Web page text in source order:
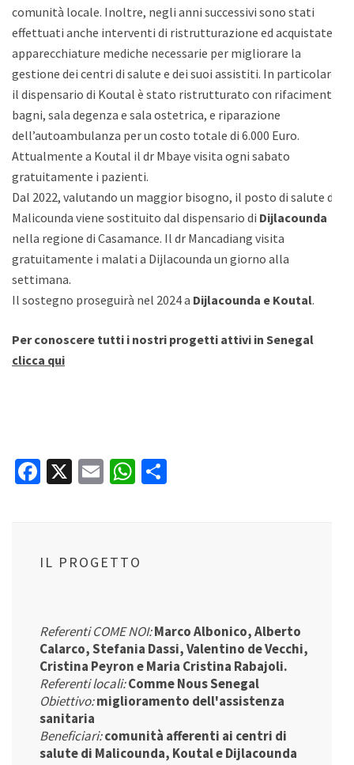
comunità locale. Inoltre, negli anni successivi sono stati
effettuati anche interventi di ristrutturazione ed acquistate
apparecchiature mediche necessarie per migliorare la
gestione dei centri di salute e dei suoi assistiti. In particolare
il dispensario di Koutal è stato ristrutturato con rifacimento
bagni, sala degenza e sala ostetrica, e riparazione
dell’autoambulanza per un costo totale di 6.000 Euro.
Attualmente a Koutal il dr Mbaye visita ogni sabato
gratuitamente i pazienti.
Dal 2022, valutando un maggior bisogno, il posto di salute di
Malicounda viene sostituito dal dispensario di Dijlacounda
nella regione di Casamance. Il dr Mancadiang visita
gratuitamente i malati a Dijlacounda un giorno alla
settimana.
Il sostegno proseguirà nel 2024 a Dijlacounda e Koutal.
Per conoscere tutti i nostri progetti attivi in Senegal
clicca qui
Facebook
X EmailWhatsApp
IL PROGETTO
Referenti COME NOI:Marco Albonico, Alberto
Calarco, Stefania Dassi, Valentino de Vecchi,
Cristina Peyron e Maria Cristina Rabajoli.
Referenti locali:Comme Nous Senegal
Obiettivo:miglioramento dell'assistenza
sanitaria
Beneficiari:comunità afferenti ai centri di
salute di Malicounda, Koutal e Dijlacounda